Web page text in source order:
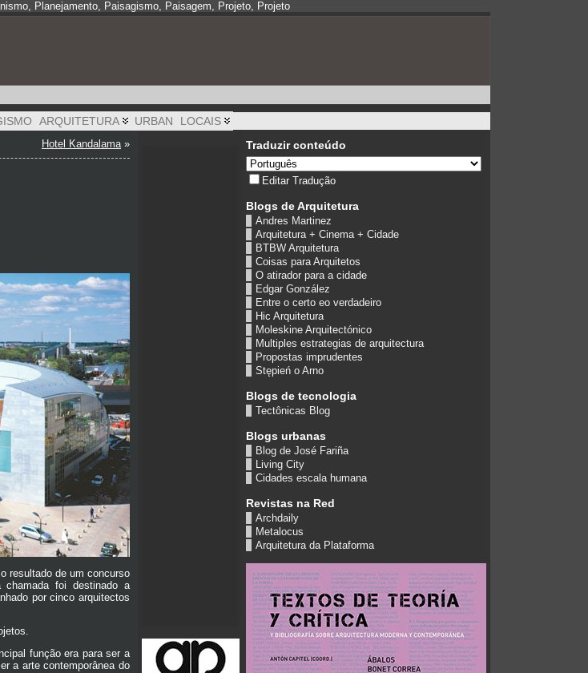
Planejamento, Paisagismo, Paisagem, Projeto, Projeto
ARQUITETURA URBAN LOCAIS
Hotel Kandalama»
resultado de um concurso
chamada foi destinado a
por cinco arquitectos
função era para ser a
a arte contemporânea do
Traduzir conteúdo
Editar Tradução
Blogs de Arquitetura
Andres Martinez
Arquitetura + Cinema + Cidade
BTBW Arquitetura
Coisas para Arquitetos
O atirador para a cidade
Edgar González
Entre o certo eo verdadeiro
Hic Arquitetura
Moleskine Arquitectónico
Multiples estrategias de arquitectura
Propostas imprudentes
Stępień o Arno
Blogs de tecnologia
Tectônicas Blog
Blogs urbanas
Blog de José Fariña
Living City
Cidades escala humana
Revistas na Red
Archdaily
Metalocus
Arquitetura da Plataforma